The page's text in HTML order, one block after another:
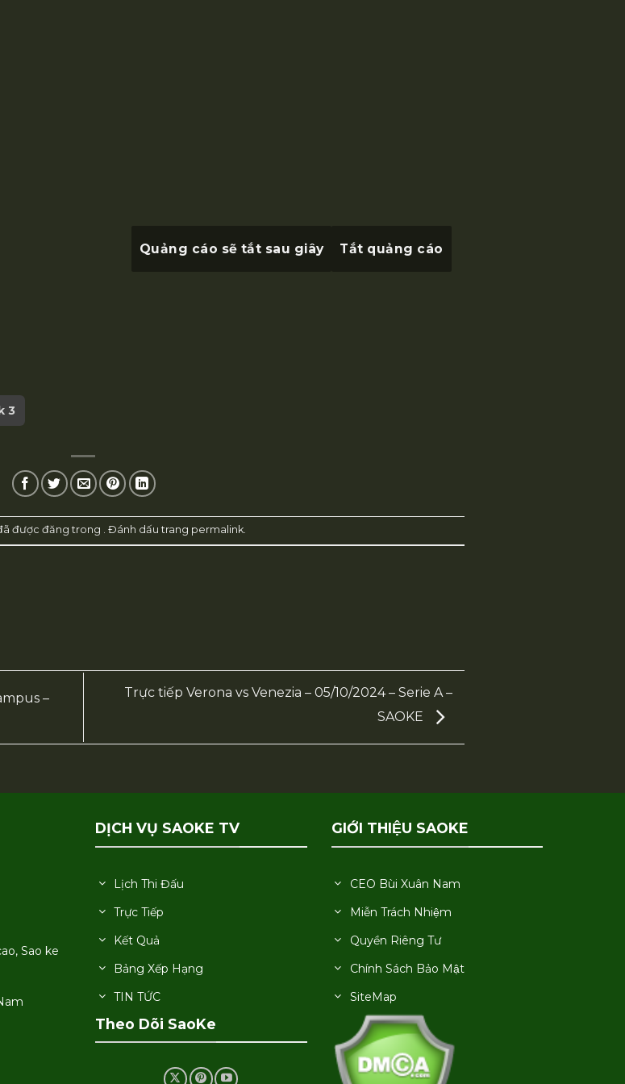
Quảng cáo sẽ tắt sau giây Tắt quảng cáo
3
được đăng trong . Đánh dấu trang permalink.
–
Trực tiếp Verona vs Venezia – 05/10/2024 – Serie A –
SAOKE
Sao ke
DỊCH VỤ SAOKE TV
Lịch Thi Đấu
Trực Tiếp
Kết Quả
Bảng Xếp Hạng
TIN TỨC
Theo Dõi SaoKe
GIỚI THIỆU SAOKE
CEO Bùi Xuân Nam
Miễn Trách Nhiệm
Quyền Riêng Tư
Chính Sách Bảo Mật
SiteMap